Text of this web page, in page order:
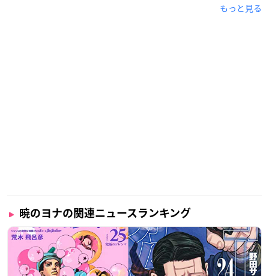
・アクリルスタンド
3,000円（税抜）
・クリアファイル
もっと見る
暁のヨナの関連ニュースランキング